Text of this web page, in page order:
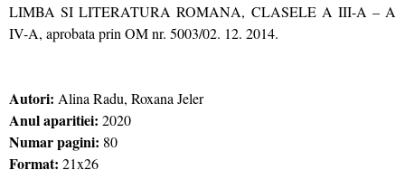
LIMBA SI LITERATURA ROMANA, CLASELE A III-A – A
IV-A, aprobata prin OM nr. 5003/02. 12. 2014.
Autori: Alina Radu, Roxana Jeler
Anul aparitiei: 2020
Numar pagini: 80
Format: 21x26